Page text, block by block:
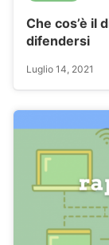
Che cos’è il
difendersi
Luglio 14, 2021